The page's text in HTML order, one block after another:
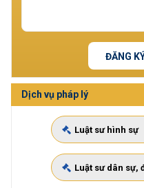
ĐĂNG
Dịch vụ pháp lý
Luật sư hình sự
Luật sư dân sự,